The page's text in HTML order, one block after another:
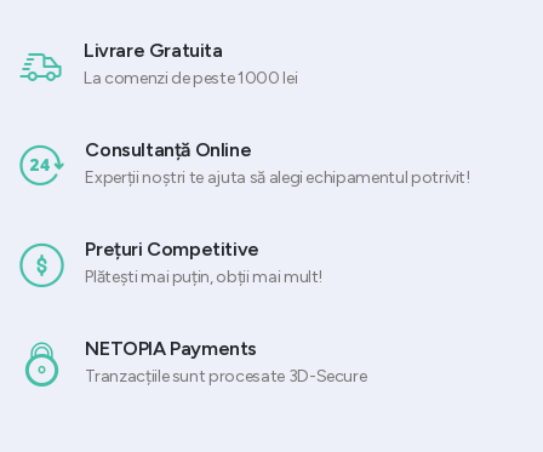
Livrare Gratuita
La comenzi de peste 1000 lei
Consultanță Online
Experții noștri te ajuta să alegi echipamentul potrivit!
Prețuri Competitive
Plătești mai puțin, obții mai mult!
NETOPIA Payments
Tranzacțiile sunt procesate 3D-Secure